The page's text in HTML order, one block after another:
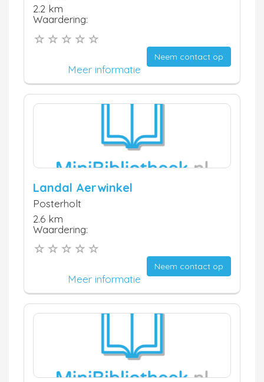
2.2 km
Waardering:
Neem contact op
Meer informatie
Landal Aerwinkel
Posterholt
2.6 km
Waardering:
Neem contact op
Meer informatie